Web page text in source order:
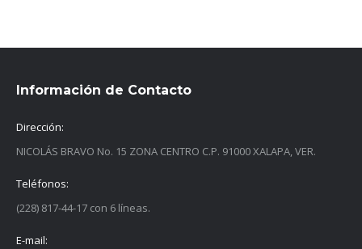
Información de Contacto
Dirección:
NICOLÁS BRAVO No. 15 ZONA CENTRO C.P. 91000 XALAPA, VER.
Teléfonos:
(228) 817-44-17 con 6 líneas.
E-mail: